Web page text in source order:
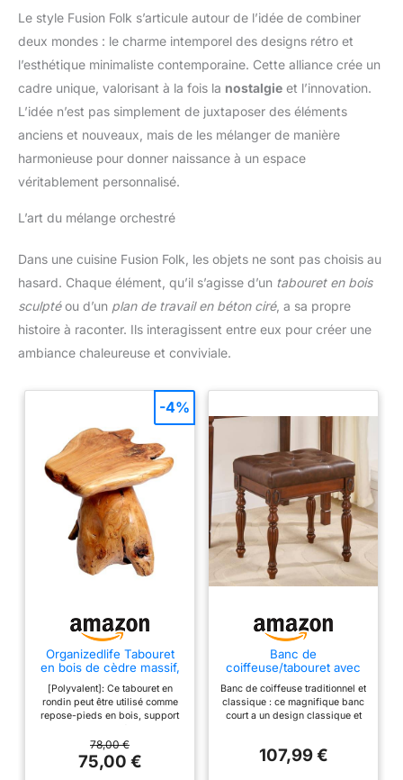
Le style Fusion Folk s’articule autour de l’idée de combiner
deux mondes : le charme intemporel des designs rétro et
l’esthétique minimaliste contemporaine. Cette alliance crée un
cadre unique, valorisant à la fois la nostalgie et l’innovation.
L’idée n’est pas simplement de juxtaposer des éléments
anciens et nouveaux, mais de les mélanger de manière
harmonieuse pour donner naissance à un espace
véritablement personnalisé.
L’art du mélange orchestré
Dans une cuisine Fusion Folk, les objets ne sont pas choisis au
hasard. Chaque élément, qu’il s’agisse d’un tabouret en bois
sculptéou d’un plan de travail en béton ciré, a sa propre
histoire à raconter. Ils interagissent entre eux pour créer une
ambiance chaleureuse et conviviale.
Organizedlife Tabouret
en bois de cèdre massif,
chacun est unique,
multifonction, repose-
pieds, support pour
plantes de jardin,
petite table basse, mini
table d'appoint
[Polyvalent]: Ce tabouret en
rondin peut être utilisé comme
repose-pieds en bois, support
d’extérieur, table d’appoint en
tronc d’arbre, table d’appoint de
jardin, mini table basse ou table
78,00 €
75,00 €
-4%
Banc de
coiffeuse/tabouret avec
piano mi-siècle avec
pieds en bois sculpté,
tabouret de maquillage,
36 x 48,5 cm, marron
FD-1533-BN
Banc de coiffeuse traditionnel et
classique : ce magnifique banc
court a un design classique et
véritable accroche-regard dans
107,99 €